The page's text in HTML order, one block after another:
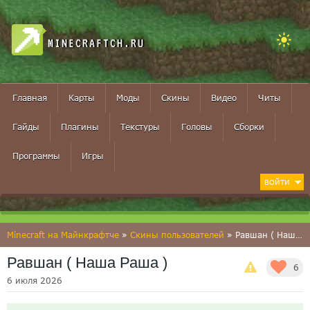
MINECRAFTCH.RU
Главная Карты Моды Скины Видео Читы
Гайды Плагины Текстуры Головы Сборки
Программы Игры
ВОЙТИ
Minecraft на Майнкрафтче » Скины пользователей » Равшан ( Наша Раша )
6
Равшан ( Наша Раша )
6 июля 2026